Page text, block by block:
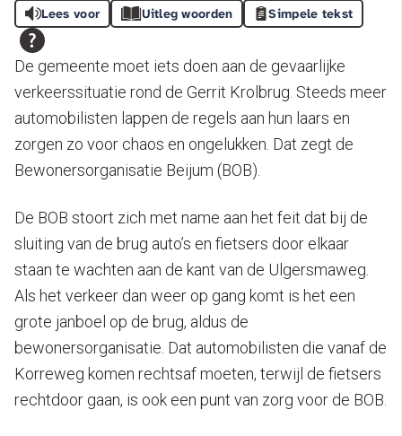
Lees voor Uitleg woorden Simpele tekst
De gemeente moet iets doen aan de gevaarlijke
verkeerssituatie rond de Gerrit Krolbrug. Steeds meer
automobilisten lappen de regels aan hun laars en
zorgen zo voor chaos en ongelukken. Dat zegt de
Bewonersorganisatie Beijum (BOB).
De BOB stoort zich met name aan het feit dat bij de
sluiting van de brug auto’s en fietsers door elkaar
staan te wachten aan de kant van de Ulgersmaweg.
Als het verkeer dan weer op gang komt is het een
grote janboel op de brug, aldus de
bewonersorganisatie. Dat automobilisten die vanaf de
Korreweg komen rechtsaf moeten, terwijl de fietsers
rechtdoor gaan, is ook een punt van zorg voor de BOB.